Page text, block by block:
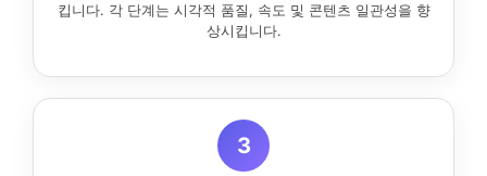
킵니다. 각 단계는 시각적 품질, 속도 및 콘텐츠 일관성을 향
상시킵니다.
3